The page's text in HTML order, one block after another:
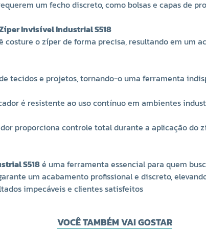
um fecho discreto, como bolsas e capas de
Invisível Industrial S518
costure o zíper de forma precisa, resultando em um
tecidos e projetos, tornando-o uma ferramenta
é resistente ao uso contínuo em ambientes
proporciona controle total durante a aplicação do
S518é uma ferramenta essencial para quem
um acabamento profissional e discreto,
impecáveis e clientes satisfeitos
VOCÊ TAMBÉM VAI GOSTAR